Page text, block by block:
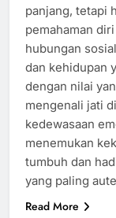
panjang, tetapi
pemahaman
hubungan
dan kehidupan
dengan nilai
mengenali jati
kedewasaan
menemukan
tumbuh dan
yang paling
Read More